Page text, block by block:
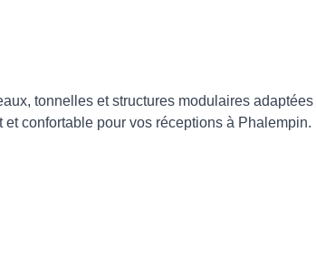
tonnelles et structures modulaires
confortable pour vos réceptions à Phalempin.